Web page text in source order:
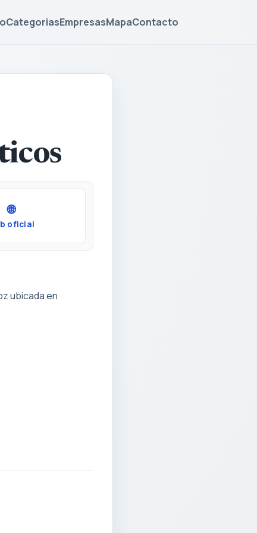
CategoriasEmpresasMapaContacto
🌐
oficial
ubicada en